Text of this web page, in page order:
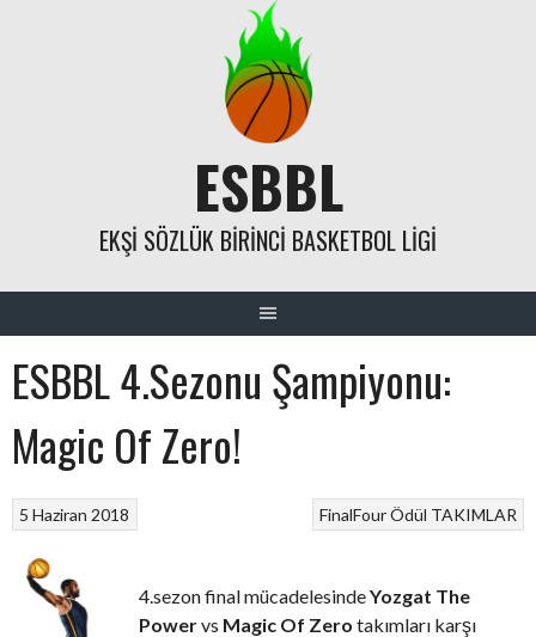
ESBBL
EKŞI SÖZLÜK BIRINCI BASKETBOL LIGI
ESBBL 4.Sezonu Şampiyonu:
Magic Of Zero!
FinalFourÖdül TAKIMLAR
5 Haziran 2018
4.sezon final mücadelesindeYozgat The
Powervs Magic Of Zero takımları karşı